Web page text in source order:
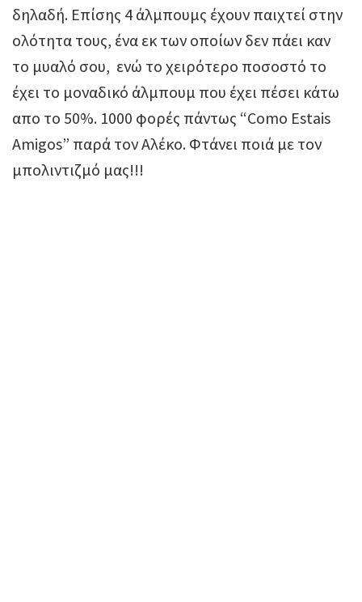
δηλαδή. Eπίσης 4 άλμπουμς έχουν παιχτεί στην
ολότητα τους, ένα εκ των οποίων δεν πάει καν
το μυαλό σου, ενώ το χειρότερο ποσοστό το
έχει το μοναδικό άλμπουμ που έχει πέσει κάτω
απο το 50%. 1000 φορές πάντως “Como Estais
Amigos” παρά τον Αλέκο. Φτάνει ποιά με τον
μπολιντιζμό μας!!!